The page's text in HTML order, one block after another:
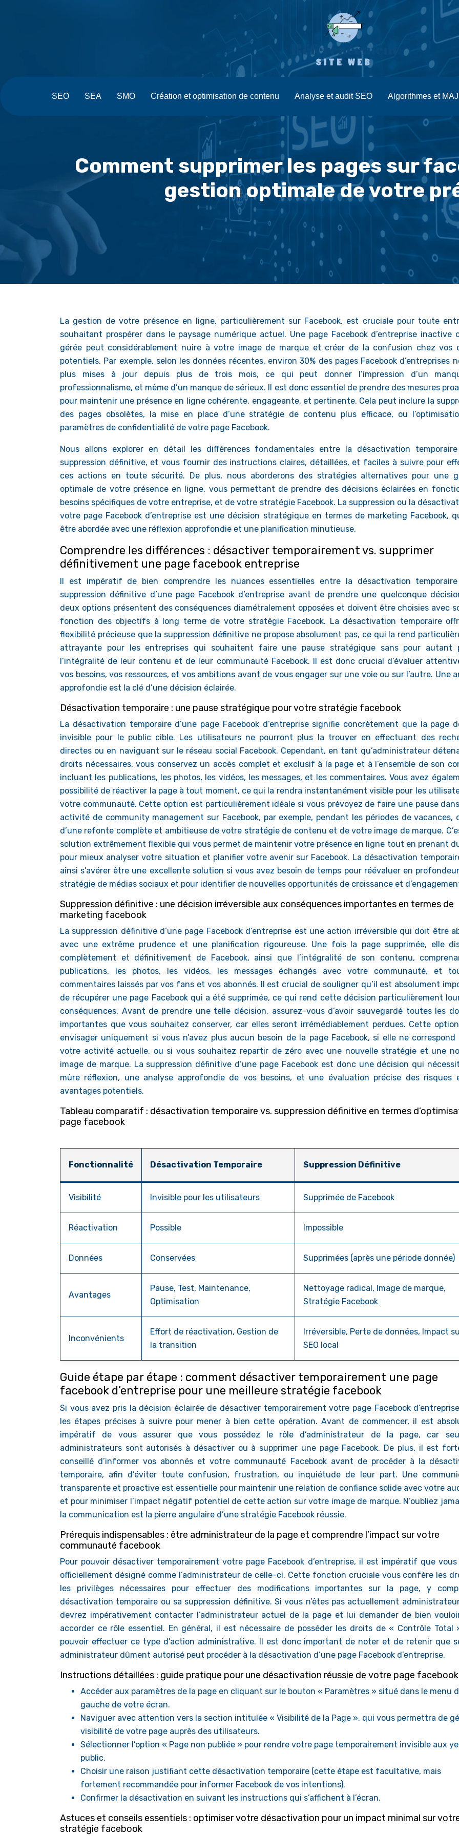
SEO SEA SMO Création et optimisation de contenu Analyse et audit SEO Algorithmes et
Comment supprimer les pages sur
gestion optimale de votre
La gestion de votre présence en ligne, particulièrement sur Facebook, est cruciale pour toute
souhaitant prospérer dans le paysage numérique actuel. Une page Facebook d’entreprise inactive
gérée peut considérablement nuire à votre image de marque et créer de la confusion chez vos
potentiels. Par exemple, selon les données récentes, environ 30% des pages Facebook d’entreprises
plus mises à jour depuis plus de trois mois, ce qui peut donner l’impression d’un
professionnalisme, et même d’un manque de sérieux. Il est donc essentiel de prendre des mesures
pour maintenir une présence en ligne cohérente, engageante, et pertinente. Cela peut inclure la
des pages obsolètes, la mise en place d’une stratégie de contenu plus efficace, ou
paramètres de confidentialité de votre page Facebook.
Nous allons explorer en détail les différences fondamentales entre la désactivation
suppression définitive, et vous fournir des instructions claires, détaillées, et faciles à suivre pour
ces actions en toute sécurité. De plus, nous aborderons des stratégies alternatives pour une
optimale de votre présence en ligne, vous permettant de prendre des décisions éclairées en
besoins spécifiques de votre entreprise, et de votre stratégie Facebook. La suppression ou la
votre page Facebook d’entreprise est une décision stratégique en termes de marketing Facebook,
être abordée avec une réflexion approfondie et une planification minutieuse.
Comprendre les différences : désactiver temporairement vs. supprimer
définitivement une page facebook entreprise
Il est impératif de bien comprendre les nuances essentielles entre la désactivation
suppression définitive d’une page Facebook d’entreprise avant de prendre une quelconque
deux options présentent des conséquences diamétralement opposées et doivent être choisies avec
fonction des objectifs à long terme de votre stratégie Facebook. La désactivation temporaire
flexibilité précieuse que la suppression définitive ne propose absolument pas, ce qui la rend
attrayante pour les entreprises qui souhaitent faire une pause stratégique sans pour autant
l’intégralité de leur contenu et de leur communauté Facebook. Il est donc crucial d’évaluer
vos besoins, vos ressources, et vos ambitions avant de vous engager sur une voie ou sur l’autre. Une
approfondie est la clé d’une décision éclairée.
Désactivation temporaire : une pause stratégique pour votre stratégie facebook
La désactivation temporaire d’une page Facebook d’entreprise signifie concrètement que la page
invisible pour le public cible. Les utilisateurs ne pourront plus la trouver en effectuant des
directes ou en naviguant sur le réseau social Facebook. Cependant, en tant qu’administrateur
droits nécessaires, vous conservez un accès complet et exclusif à la page et à l’ensemble de son
incluant les publications, les photos, les vidéos, les messages, et les commentaires. Vous avez
possibilité de réactiver la page à tout moment, ce qui la rendra instantanément visible pour les
votre communauté. Cette option est particulièrement idéale si vous prévoyez de faire une pause
activité de community management sur Facebook, par exemple, pendant les périodes de vacances,
d’une refonte complète et ambitieuse de votre stratégie de contenu et de votre image de marque.
solution extrêmement flexible qui vous permet de maintenir votre présence en ligne tout en prenant
pour mieux analyser votre situation et planifier votre avenir sur Facebook. La désactivation
ainsi s’avérer être une excellente solution si vous avez besoin de temps pour réévaluer en
stratégie de médias sociaux et pour identifier de nouvelles opportunités de croissance et
Suppression définitive : une décision irréversible aux conséquences importantes en termes de
marketing facebook
La suppression définitive d’une page Facebook d’entreprise est une action irréversible qui doit être
avec une extrême prudence et une planification rigoureuse. Une fois la page supprimée, elle
complètement et définitivement de Facebook, ainsi que l’intégralité de son contenu,
publications, les photos, les vidéos, les messages échangés avec votre communauté, et
commentaires laissés par vos fans et vos abonnés. Il est crucial de souligner qu’il est absolument
de récupérer une page Facebook qui a été supprimée, ce qui rend cette décision particulièrement
conséquences. Avant de prendre une telle décision, assurez-vous d’avoir sauvegardé toutes les
importantes que vous souhaitez conserver, car elles seront irrémédiablement perdues. Cette
envisager uniquement si vous n’avez plus aucun besoin de la page Facebook, si elle ne correspond
votre activité actuelle, ou si vous souhaitez repartir de zéro avec une nouvelle stratégie et une
image de marque. La suppression définitive d’une page Facebook est donc une décision qui
mûre réflexion, une analyse approfondie de vos besoins, et une évaluation précise des risques
avantages potentiels.
Tableau comparatif : désactivation temporaire vs. suppression définitive en termes
page facebook
Fonctionnalité Désactivation Temporaire Suppression Définitive
Visibilité Invisible pour les utilisateurs Supprimée de Facebook
Réactivation Possible Impossible
Données Conservées Supprimées (après une période donnée)
Avantages
Pause, Test, Maintenance,
Optimisation
Nettoyage radical, Image de marque,
Stratégie Facebook
Inconvénients
Effort de réactivation, Gestion de
la transition
Irréversible, Perte de données, Impact
SEO local
Guide étape par étape : comment désactiver temporairement une page
facebook d’entreprise pour une meilleure stratégie facebook
Si vous avez pris la décision éclairée de désactiver temporairement votre page Facebook
les étapes précises à suivre pour mener à bien cette opération. Avant de commencer, il est
impératif de vous assurer que vous possédez le rôle d’administrateur de la page, car
administrateurs sont autorisés à désactiver ou à supprimer une page Facebook. De plus, il est
conseillé d’informer vos abonnés et votre communauté Facebook avant de procéder à la
temporaire, afin d’éviter toute confusion, frustration, ou inquiétude de leur part. Une
transparente et proactive est essentielle pour maintenir une relation de confiance solide avec votre
et pour minimiser l’impact négatif potentiel de cette action sur votre image de marque. N’oubliez
la communication est la pierre angulaire d’une stratégie Facebook réussie.
Prérequis indispensables : être administrateur de la page et comprendre l’impact sur votre
communauté facebook
Pour pouvoir désactiver temporairement votre page Facebook d’entreprise, il est impératif que vous
officiellement désigné comme l’administrateur de celle-ci. Cette fonction cruciale vous confère les
les privilèges nécessaires pour effectuer des modifications importantes sur la page, y
désactivation temporaire ou sa suppression définitive. Si vous n’êtes pas actuellement
devrez impérativement contacter l’administrateur actuel de la page et lui demander de bien
accorder ce rôle essentiel. En général, il est nécessaire de posséder les droits de « Contrôle Total
pouvoir effectuer ce type d’action administrative. Il est donc important de noter et de retenir que
administrateur dûment autorisé peut procéder à la désactivation d’une page Facebook d’entreprise.
Instructions détaillées : guide pratique pour une désactivation réussie de votre page facebook
Accéder aux paramètres de la page en cliquant sur le bouton « Paramètres » situé dans le menu
gauche de votre écran.
Naviguer avec attention vers la section intitulée « Visibilité de la Page », qui vous permettra de
visibilité de votre page auprès des utilisateurs.
Sélectionner l’option « Page non publiée » pour rendre votre page temporairement invisible aux
public.
Choisir une raison justifiant cette désactivation temporaire (cette étape est facultative, mais
fortement recommandée pour informer Facebook de vos intentions).
Confirmer la désactivation en suivant les instructions qui s’affichent à l’écran.
Astuces et conseils essentiels : optimiser votre désactivation pour un impact minimal sur
stratégie facebook